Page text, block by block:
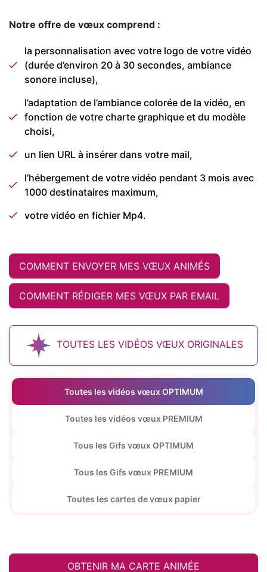
Notre offre de vœux comprend :
la personnalisation avec votre logo de votre vidéo
(durée d’environ 20 à 30 secondes, ambiance
sonore incluse),
l’adaptation de l’ambiance colorée de la vidéo, en
fonction de votre charte graphique et du modèle
choisi,
un lien URL à insérer dans votre mail,
l’hébergement de votre vidéo pendant 3 mois avec
1000 destinataires maximum,
votre vidéo en fichier Mp4.
COMMENT ENVOYER MES VŒUX ANIMÉS
COMMENT RÉDIGER MES VŒUX PAR EMAIL
TOUTES LES VIDÉOS VŒUX ORIGINALES
Toutes les vidéos vœux OPTIMUM
Toutes les vidéos vœux PREMIUM
Tous les Gifs vœux OPTIMUM
Tous les Gifs vœux PREMIUM
Toutes les cartes de vœux papier
OBTENIR MA CARTE ANIMÉE